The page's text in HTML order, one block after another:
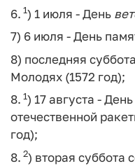
6. 1) 1 июля - День
7) 6 июля - День
8) последняя
Молодях (1572 год);
8. 1) 17 августа -
отечественной
год);
8. 2) вторая суббота